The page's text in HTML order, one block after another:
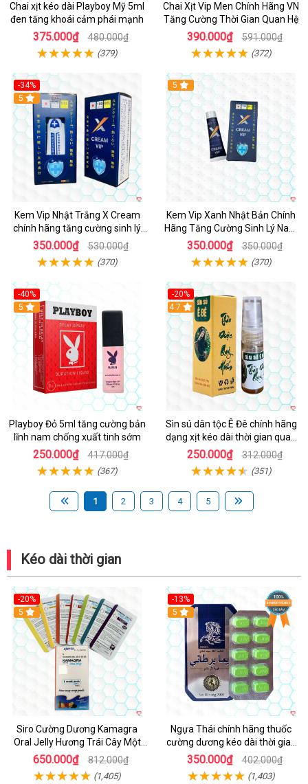
Chai xịt kéo dài Playboy Mỹ 5ml
đen tăng khoái cảm phái mạnh
375.000₫ 480.000₫
(379)
Chai Xịt Vip Men Chính Hãng VN
Tăng Cường Thời Gian Quan Hệ
390.000₫ 591.000₫
(372)
-34%
5
Kem Vip Nhật Trắng X Cream
chính hãng tăng cường sinh lý
nam kéo dài
350.000₫ 530.000₫
(370)
5
Kem Vip Xanh Nhật Bản Chính
Hãng Tăng Cường Sinh Lý Nam
Bền Lâu
350.000₫ 350.000₫
(370)
-40%
5
Playboy Đỏ 5ml tăng cường bản
lĩnh nam chống xuất tinh sớm
250.000₫ 417.000₫
(367)
-20%
4.7
Sìn sú dân tộc Ê Đê chính hãng
dạng xịt kéo dài thời gian quan
hệ chai nhỏ 5ml
250.000₫ 312.000₫
(351)
1 2 3 4 5
Kéo dài thời gian
-20%
5
Siro Cường Dương Kamagra
Oral Jelly Hương Trái Cây Một
Hộp 7 Gói 100g
650.000₫ 812.000₫
(1,405)
-13%
Hot
5
Ngựa Thái chính hãng thuốc
cường dương kéo dài thời gian
cho Nam hộp 10 viên
350.000₫ 402.000₫
(1,403)